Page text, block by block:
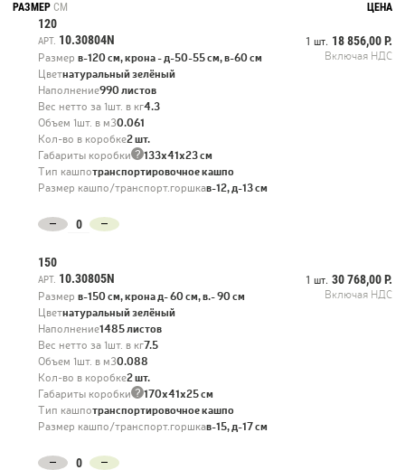
РАЗМЕР СМ ЦЕНА
120
АРТ. 10.30804N
Размер в-120 см, крона - д-50-55 см, в-60 см
1 шт. 18 856,00 Р.
Включая НДС
Цветнатуральный зелёный
Наполнение990 листов
Вес нетто за 1шт. в кг4.3
Объем 1шт. в м30.061
Кол-во в коробке2 шт.
Габариты коробки ? 133х41х23 см
Тип кашпотранспортировочное кашпо
Размер кашпо/транспорт.горшкав-12, д-13 см
150
АРТ. 10.30805N
Размер в-150 см, крона д- 60 см, в.- 90 см
1 шт. 30 768,00 Р.
Включая НДС
Цветнатуральный зелёный
Наполнение1485 листов
Вес нетто за 1шт. в кг7.5
Объем 1шт. в м30.088
Кол-во в коробке2 шт.
Габариты коробки ? 170х41х25 см
Тип кашпотранспортировочное кашпо
Размер кашпо/транспорт.горшкав-15, д-17 см